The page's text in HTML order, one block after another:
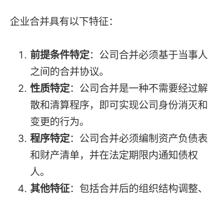
企业合并具有以下特征：
前提条件特定：公司合并必须基于当事人
之间的合并协议。
性质特定：公司合并是一种不需要经过解
散和清算程序，即可实现公司身份消灭和
变更的行为。
程序特定：公司合并必须编制资产负债表
和财产清单，并在法定期限内通知债权
人。
其他特征：包括合并后的组织结构调整、